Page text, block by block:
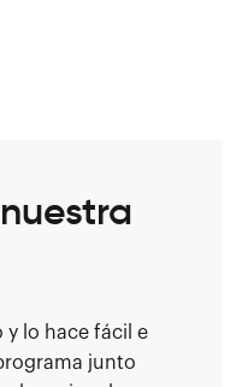
y lo hace fácil e
junto